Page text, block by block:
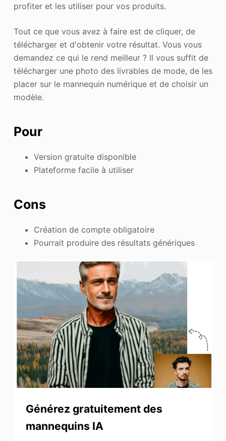
profiter et les utiliser pour vos produits.
Tout ce que vous avez à faire est de cliquer, de
télécharger et d'obtenir votre résultat. Vous vous
demandez ce qui le rend meilleur ? Il vous suffit de
télécharger une photo des livrables de mode, de les
placer sur le mannequin numérique et de choisir un
modèle.
Pour
Version gratuite disponible
Plateforme facile à utiliser
Cons
Création de compte obligatoire
Pourrait produire des résultats génériques
Générez gratuitement des
mannequins IA